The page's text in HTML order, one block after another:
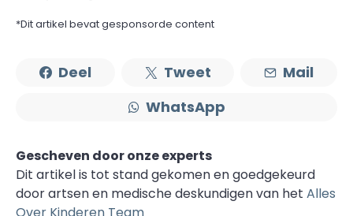
*Dit artikel bevat gesponsorde content
Deel Tweet
Mail
WhatsApp
Gescheven door onze experts
Dit artikel is tot stand gekomen en goedgekeurd
door artsen en medische deskundigen van het Alles